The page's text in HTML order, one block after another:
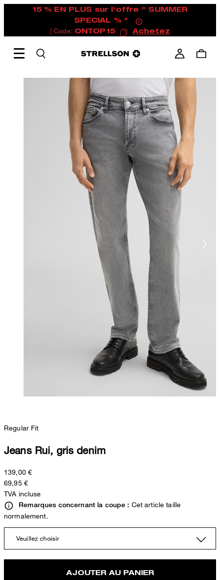
15 % EN PLUS sur l'offre " SUMMER
SPECIAL % "
| Code: ONTOP15 Achetez
Regular Fit
Jeans Rui, gris denim
139,00 €
69,95 €
TVA incluse
Remarques concernant la coupe : Cet article taille
normalement.
Veuillez choisir
AJOUTER AU PANIER